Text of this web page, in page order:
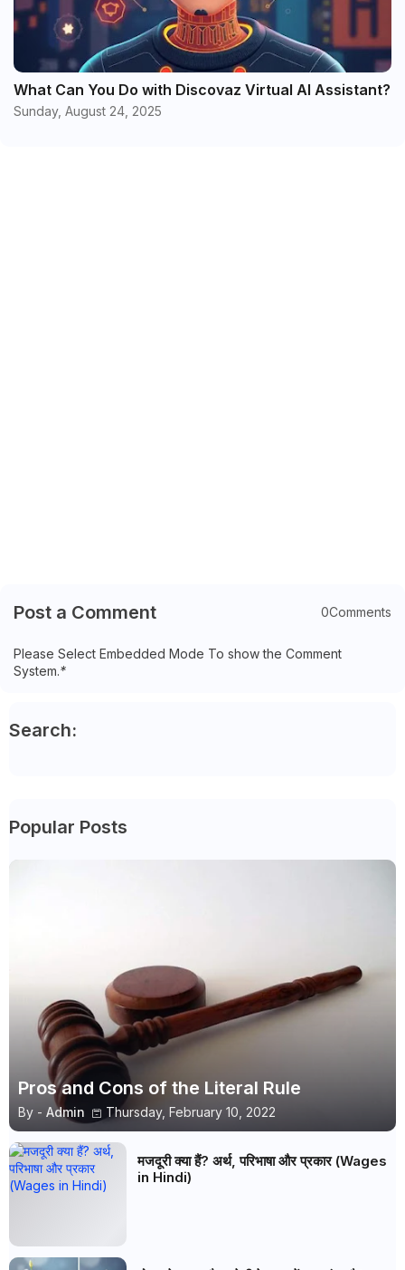
What Can You Do with Discovaz Virtual AI Assistant?
Sunday, August 24, 2025
Post a Comment 0Comments
Please Select Embedded Mode To show the Comment
System.*
Search:
Popular Posts
Pros and Cons of the Literal Rule
By - Admin Thursday, February 10, 2022
मजदूरी क्या हैं? अर्थ, परिभाषा और प्रकार (Wages
in Hindi)